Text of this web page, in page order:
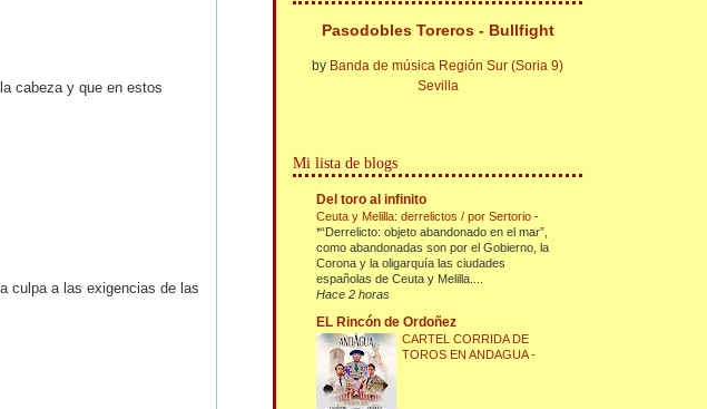
cabeza y que en estos
culpa a las exigencias de las
Pasodobles Toreros - Bullfight
by Banda de música Región Sur (Soria 9)
Sevilla
Mi lista de blogs
Del toro al infinito
Ceuta y Melilla: derrelictos / por Sertorio-
*“Derrelicto: objeto abandonado en el mar”,
como abandonadas son por el Gobierno, la
Corona y la oligarquía las ciudades
españolas de Ceuta y Melilla....
Hace 2 horas
EL Rincón de Ordoñez
CARTEL CORRIDA DE
TOROS EN ANDAGUA-